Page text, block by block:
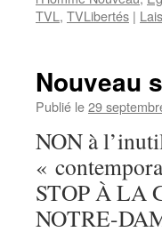
TVL , TVLibertés |
Nouveau
Publié le29
NON à
«
STOP À LA
NOTRE-